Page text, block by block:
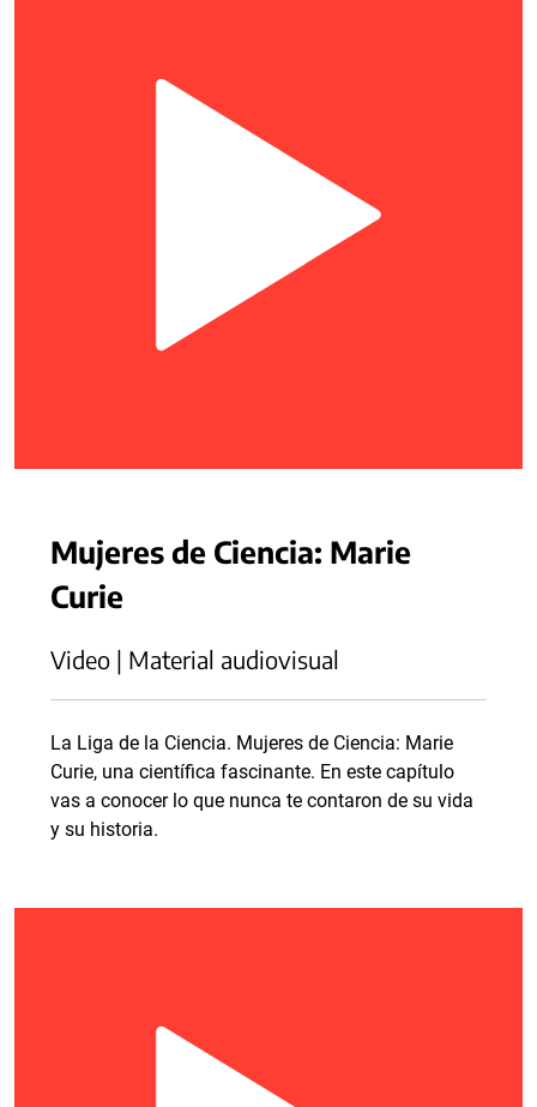
Mujeres de Ciencia: Marie
Curie
Video | Material audiovisual
La Liga de la Ciencia. Mujeres de Ciencia: Marie
Curie, una científica fascinante. En este capítulo
vas a conocer lo que nunca te contaron de su vida
y su historia.